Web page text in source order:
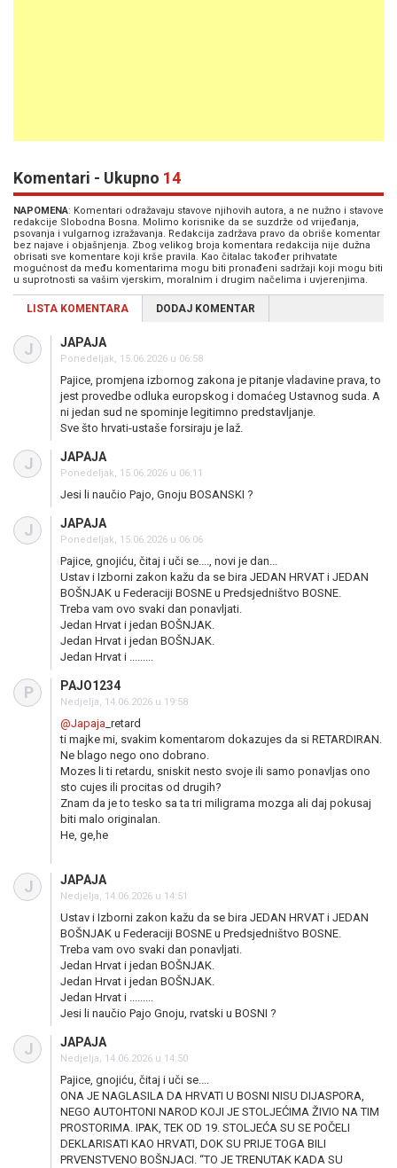
Komentari - Ukupno 14
NAPOMENA: Komentari odražavaju stavove njihovih autora, a ne nužno i stavove
redakcije Slobodna Bosna. Molimo korisnike da se suzdrže od vrijeđanja,
psovanja i vulgarnog izražavanja. Redakcija zadržava pravo da obriše komentar
bez najave i objašnjenja. Zbog velikog broja komentara redakcija nije dužna
obrisati sve komentare koji krše pravila. Kao čitalac također prihvatate
mogućnost da među komentarima mogu biti pronađeni sadržaji koji mogu biti
u suprotnosti sa vašim vjerskim, moralnim i drugim načelima i uvjerenjima.
LISTA KOMENTARA DODAJ KOMENTAR
J JAPAJA
Ponedeljak, 15.06.2026 u 06:58
Pajice, promjena izbornog zakona je pitanje vladavine prava, to
jest provedbe odluka europskog i domaćeg Ustavnog suda. A
ni jedan sud ne spominje legitimno predstavljanje.
Sve što hrvati-ustaše forsiraju je laž.
J JAPAJA
Ponedeljak, 15.06.2026 u 06:11
Jesi li naučio Pajo, Gnoju BOSANSKI ?
J JAPAJA
Ponedeljak, 15.06.2026 u 06:06
Pajice, gnojiću, čitaj i uči se...., novi je dan...
Ustav i Izborni zakon kažu da se bira JEDAN HRVAT i JEDAN
BOŠNJAK u Federaciji BOSNE u Predsjedništvo BOSNE.
Treba vam ovo svaki dan ponavljati.
Jedan Hrvat i jedan BOŠNJAK.
Jedan Hrvat i jedan BOŠNJAK.
Jedan Hrvat i .........
P PAJO1234
Nedjelja, 14.06.2026 u 19:58
@Japaja _retard
ti majke mi, svakim komentarom dokazujes da si RETARDIRAN.
Ne blago nego ono dobrano.
Mozes li ti retardu, sniskit nesto svoje ili samo ponavljas ono
sto cujes ili procitas od drugih?
Znam da je to tesko sa ta tri miligrama mozga ali daj pokusaj
biti malo originalan.
He, ge,he
J JAPAJA
Nedjelja, 14.06.2026 u 14:51
Ustav i Izborni zakon kažu da se bira JEDAN HRVAT i JEDAN
BOŠNJAK u Federaciji BOSNE u Predsjedništvo BOSNE.
Treba vam ovo svaki dan ponavljati.
Jedan Hrvat i jedan BOŠNJAK.
Jedan Hrvat i jedan BOŠNJAK.
Jedan Hrvat i .........
Jesi li naučio Pajo Gnoju, rvatski u BOSNI ?
J JAPAJA
Nedjelja, 14.06.2026 u 14:50
Pajice, gnojiću, čitaj i uči se....
ONA JE NAGLASILA DA HRVATI U BOSNI NISU DIJASPORA,
NEGO AUTOHTONI NAROD KOJI JE STOLJEĆIMA ŽIVIO NA TIM
PROSTORIMA. IPAK, TEK OD 19. STOLJEĆA SU SE POČELI
DEKLARISATI KAO HRVATI, DOK SU PRIJE TOGA BILI
PRVENSTVENO BOŠNJACI. “TO JE TRENUTAK KADA SU